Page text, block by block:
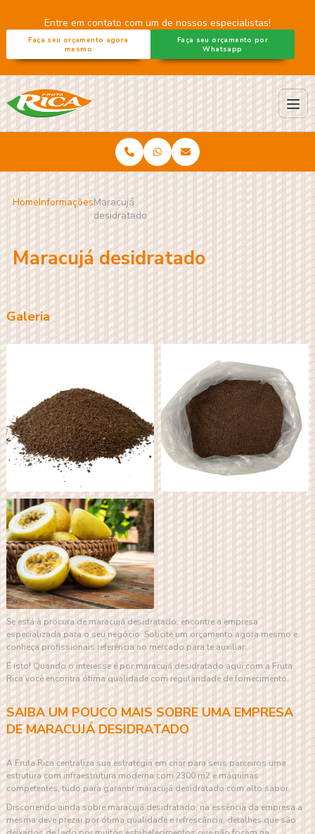
Entre em contato com um de nossos especialistas!
Faça seu orçamento agora
mesmo
Faça seu orçamento por
Whatsapp
HomeInformaçõesMaracujá
desidratado
Maracujá desidratado
Galeria
Se está à procura demaracujá desidratado, encontre a empresa
especializada para o seu negócio. Solicite um orçamento agora mesmo e
conheça profissionais referência no mercado para te auxiliar.
É isto! Quando o interesse é por maracujá desidratado aqui com a Fruta
Rica você encontra ótima qualidade com regularidade de fornecimento.
SAIBA UM POUCO MAIS SOBRE UMA EMPRESA
DE MARACUJÁ DESIDRATADO
A Fruta Rica centraliza sua estratégia em criar para seus parceiros uma
estrutura com infraestrutura moderna com 2300 m2 e máquinas
competentes, tudo para garantir maracujá desidratado com alto sabor.
Discorrendo ainda sobremaracujá desidratado, na essência da empresa a
mesma deve prezar por ótima qualidade e refrescância, detalhes que são